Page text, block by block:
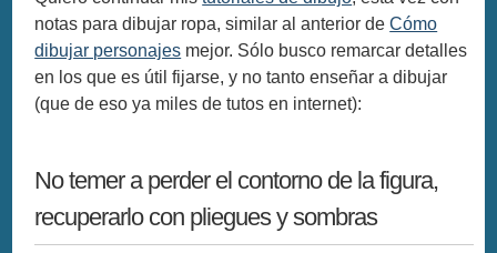
notas para dibujar ropa, similar al anterior deCómo
dibujar personajes mejor. Sólo busco remarcar detalles
en los que es útil fijarse, y no tanto enseñar a dibujar
(que de eso ya miles de tutos en internet):
No temer a perder el contorno de la figura,
recuperarlo con pliegues y sombras